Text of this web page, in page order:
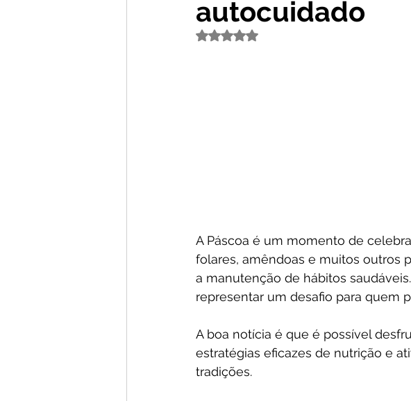
autocuidado
Avaliado com NaN de 5 estrelas.
A Páscoa é um momento de
folares, amêndoas e muitos outros
a manutenção de hábitos
representar um desafio para quem
A boa notícia é que é possível
estratégias eficazes de nutrição e
tradições.